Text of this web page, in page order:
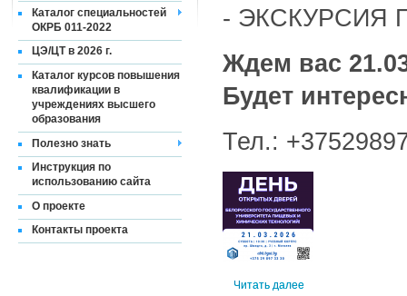
Каталог специальностей
ОКРБ 011-2022
ЦЭ/ЦТ в 2026 г.
Каталог курсов повышения
квалификации в
учреждениях высшего
образования
Полезно знать
Инструкция по
использованию сайта
О проекте
Контакты проекта
- ЭКСКУРСИЯ
Ждем вас
Будет
Тел.:
Читать далее